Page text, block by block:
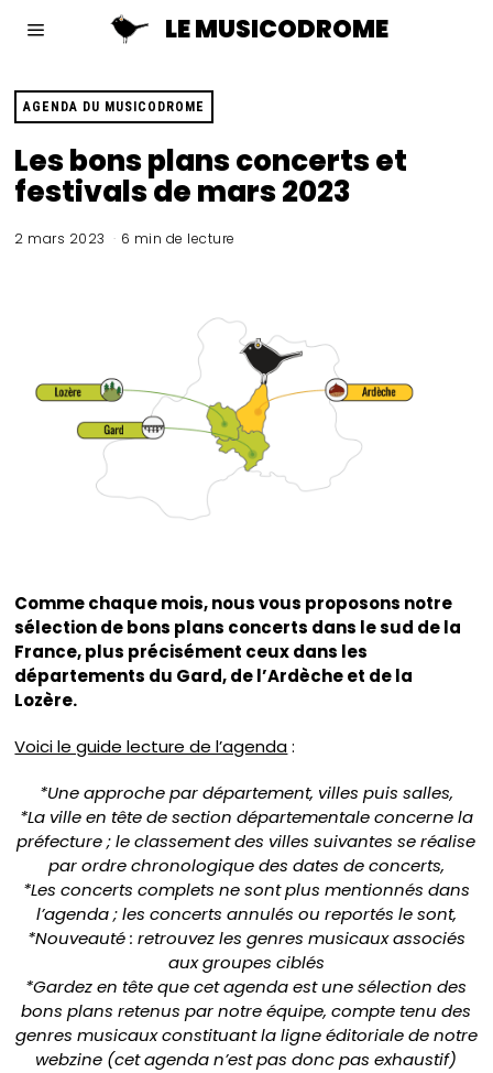
LE MUSICODROME
AGENDA DU MUSICODROME
Les bons plans concerts et
festivals de mars 2023
2 mars 2023 6 min de lecture
Comme chaque mois, nous vous proposons notre
sélection de bons plans concerts dans le sud de la
France, plus précisément ceux dans les
départements du Gard, de l’Ardèche et de la
Lozère.
Voici le guide lecture de l’agenda:
*Une approche par département, villes puis salles,
*La ville en tête de section départementale concerne la
préfecture ; le classement des villes suivantes se réalise
par ordre chronologique des dates de concerts,
*Les concerts complets ne sont plus mentionnés dans
l’agenda ; les concerts annulés ou reportés le sont,
*Nouveauté : retrouvez les genres musicaux associés
aux groupes ciblés
*Gardez en tête que cet agenda est une sélection des
bons plans retenus par notre équipe, compte tenu des
genres musicaux constituant la ligne éditoriale de notre
webzine (cet agenda n’est pas donc pas exhaustif)